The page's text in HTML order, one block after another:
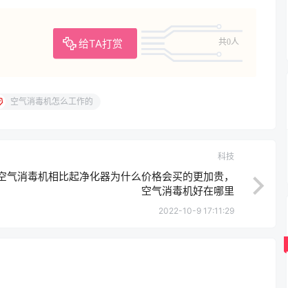
给TA打赏 共0人
空气消毒机怎么工作的
科技
气消毒机相比起净化器为什么价格会买的更加贵，
空气消毒机好在哪里
2022-10-9 17:11:29